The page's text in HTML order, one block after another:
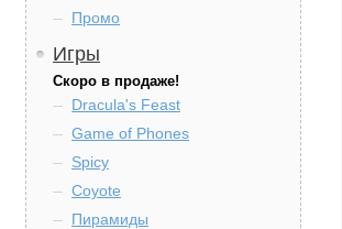
Промо
Игры
Скоро в продаже!
Dracula's Feast
Game of Phones
Spicy
Coyote
Пирамиды